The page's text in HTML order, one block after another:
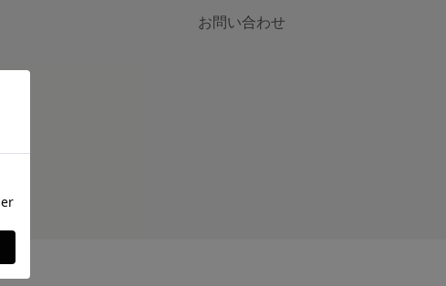
お問い合わせ